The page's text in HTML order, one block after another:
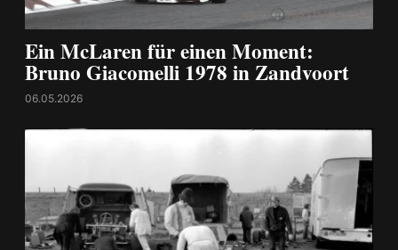
Ein McLaren für einen Moment:
Bruno Giacomelli 1978 in Zandvoort
06.05.2026